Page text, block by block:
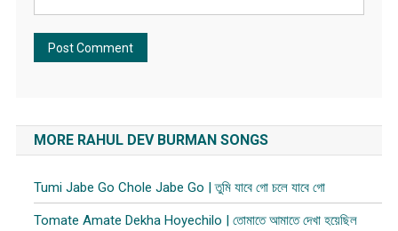
MORE RAHUL DEV BURMAN SONGS
Tumi Jabe Go Chole Jabe Go | তুমি যাবে গো চলে যাবে গো
Tomate Amate Dekha Hoyechilo | তোমাতে আমাতে দেখা হয়েছিল